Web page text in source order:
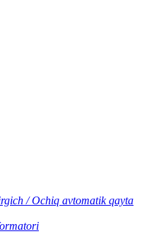
/ Ochiq avtomatik qayta